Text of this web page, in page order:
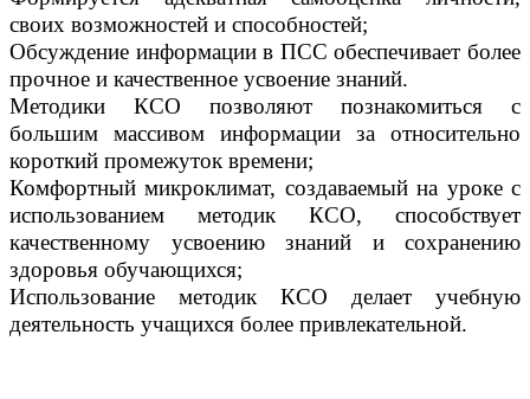
своих возможностей и способностей;
Обсуждение информации в ПСС обеспечивает более
прочное и качественное усвоение знаний.
Методики КСО позволяют познакомиться с
большим массивом информации за относительно
короткий промежуток времени;
Комфортный микроклимат, создаваемый на уроке с
использованием методик КСО, способствует
качественному усвоению знаний и сохранению
здоровья обучающихся;
Использование методик КСО делает учебную
деятельность учащихся более привлекательной.